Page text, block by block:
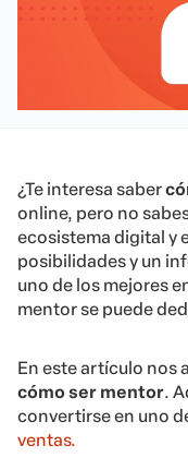
¿Te interesa saber
online, pero no
ecosistema digital y
posibilidades y un
uno de los mejores
mentor se puede
En este artículo nos
cómo ser mentor.
convertirse en uno
ventas.